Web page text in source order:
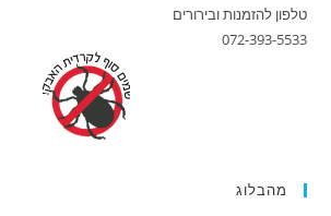
טלפון להזמנות ובירורים
072-393-5533
מהבלוג